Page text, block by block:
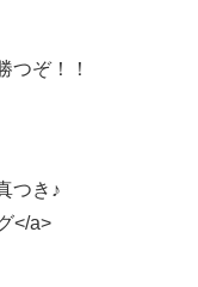
つぞ！！
つき♪
</a>